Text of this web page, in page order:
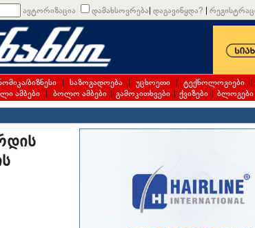
ავტორიზაცია დამახსოვრება| დაგავიწყდა? |
ბიზნესი | საზოგადოება | უცხოეთი | ტექნოლოგიები |
ამბები | ბოლო ამბები | გამოკითხვები | ქვიზები | ბლოგები